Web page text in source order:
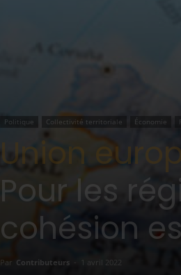
Politique Collectivité territoriale Économie
Union
Pour les
cohésion
Par Contributeurs - 1 avril 2022